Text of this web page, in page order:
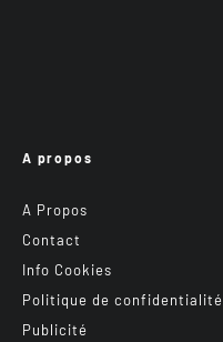
A propos
A Propos
Contact
Info Cookies
Politique de confidentialité
Publicité